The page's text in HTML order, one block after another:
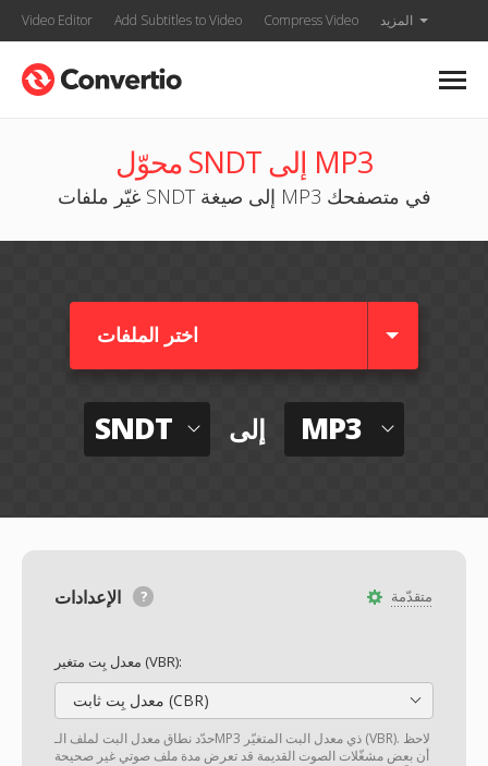
Video Editor Add Subtitles to Video Compress Video المزيد
محوّل SNDT إلى MP3
غيّر ملفات SNDT إلى صيغة MP3 في متصفحك
اختر الملفات
SNDT إلى MP3
متقدّمة
معدل بِت متغير (VBR):
معدل بِت ثابت (CBR)
حدّد نطاق معدل البت لملف الـMP3 ذي معدل البت المتغيّر (VBR). لاحظ
أن بعض مشغّلات الصوت القديمة قد تعرض مدة ملف صوتي غير صحيحة